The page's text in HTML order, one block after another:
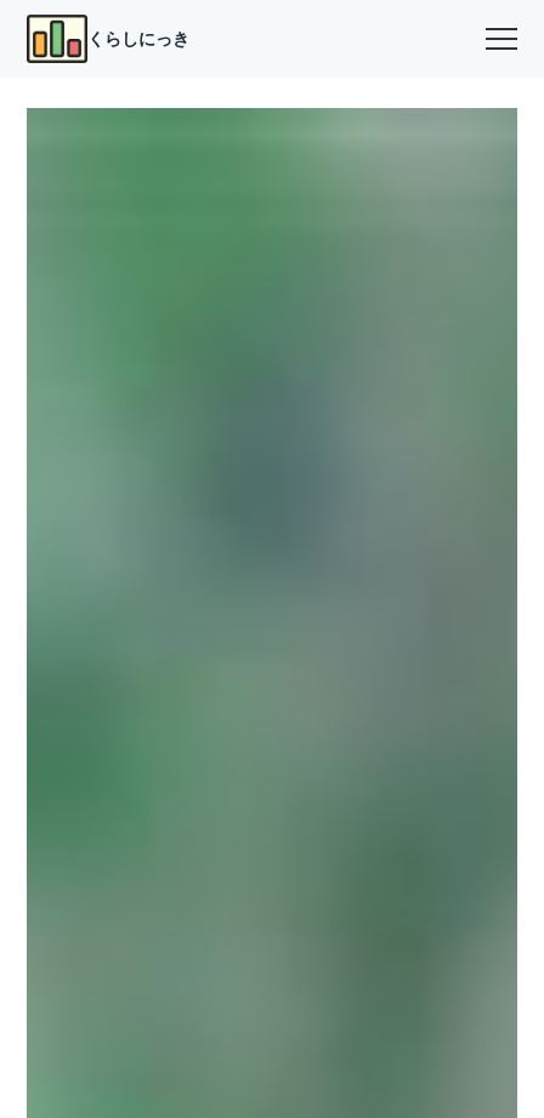
くらしにっき